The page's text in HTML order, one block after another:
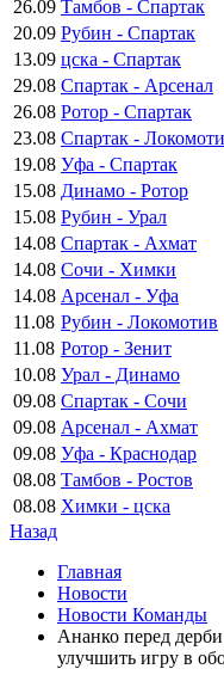
26.09 Тамбов - Спартак
20.09 Рубин - Спартак
13.09 цска - Спартак
29.08 Спартак - Арсенал
26.08 Ротор - Спартак
23.08 Спартак -
19.08 Уфа - Спартак
15.08 Динамо - Ротор
15.08 Рубин - Урал
14.08 Спартак - Ахмат
14.08 Сочи - Химки
14.08 Арсенал - Уфа
11.08 Рубин - Локомотив
11.08 Ротор - Зенит
10.08 Урал - Динамо
09.08 Спартак - Сочи
09.08 Арсенал - Ахмат
09.08 Уфа - Краснодар
08.08 Тамбов - Ростов
08.08 Химки - цска
Назад
Главная
Новости
Новости Команды
Ананко перед
улучшить игру в